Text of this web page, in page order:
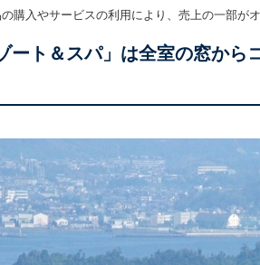
購入やサービスの利用により、売上の一部が
ート＆スパ」は全室の窓か